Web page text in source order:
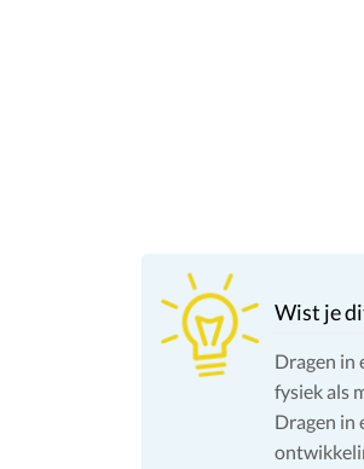
Wist je
Dragen in
fysiek als
Dragen in